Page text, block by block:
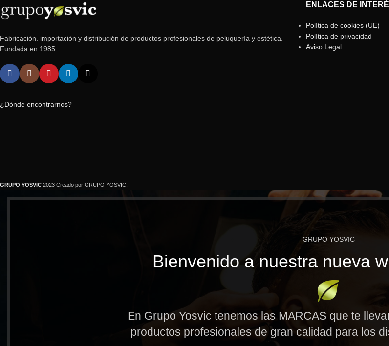
Fabricación, importación y distribución de productos profesionales de peluquería y estética.
Fundada en 1985.
¿Dónde encontrarnos?
ENLACES DE
Política de cookies (UE)
Política de privacidad
Aviso Legal
GRUPO YOSVIC 2023 Creado por GRUPO YOSVIC.
GRUPO YOSVIC
Bienvenido a nuestra nueva
En Grupo Yosvic tenemos las MARCAS que te
productos profesionales de gran calidad para los